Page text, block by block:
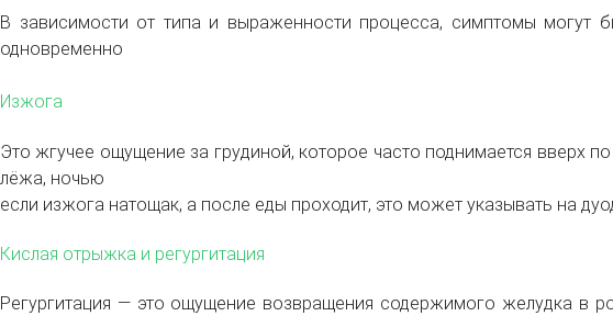
В зависимости от типа и выраженности процесса, симптомы могут
одновременно
Изжога
Это жгучее ощущение за грудиной, которое часто поднимается вверх
лёжа, ночью
если изжога натощак, а после еды проходит, это может указывать на
Кислая отрыжка и регургитация
Регургитация — это ощущение возвращения содержимого желудка в